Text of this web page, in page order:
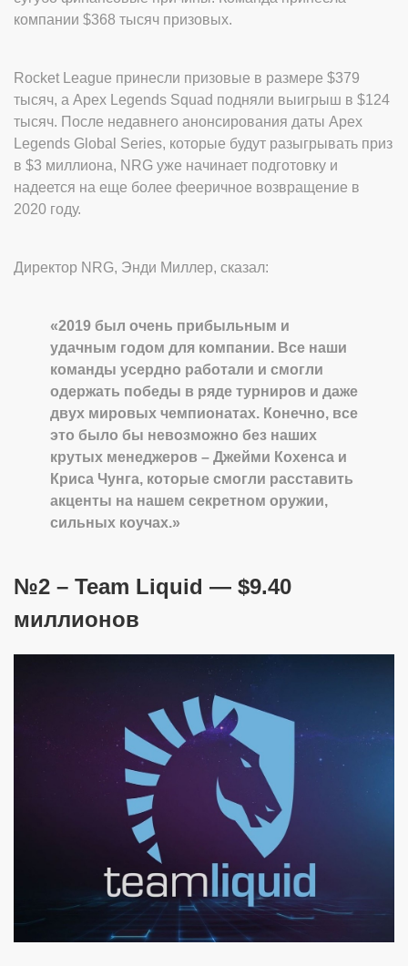
компании $368 тысяч призовых.
Rocket League принесли призовые в размере $379
тысяч, а Apex Legends Squad подняли выигрыш в $124
тысяч. После недавнего анонсирования даты Apex
Legends Global Series, которые будут разыгрывать приз
в $3 миллиона, NRG уже начинает подготовку и
надеется на еще более фееричное возвращение в
2020 году.
Директор NRG, Энди Миллер, сказал:
«2019 был очень прибыльным и
удачным годом для компании. Все наши
команды усердно работали и смогли
одержать победы в ряде турниров и даже
двух мировых чемпионатах. Конечно, все
это было бы невозможно без наших
крутых менеджеров – Джейми Кохенса и
Криса Чунга, которые смогли расставить
акценты на нашем секретном оружии,
сильных коучах.»
№2 – Team Liquid — $9.40
миллионов